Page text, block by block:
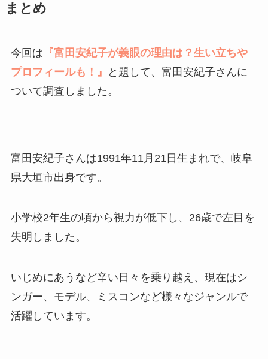
まとめ
今回は 『富田安紀子が義眼の理由は？生い立ちや
プロフィールも！ 』
と題して、富田安紀子さんに
ついて調査しました。
富田安紀子さんは1991年11月21日生まれで、岐阜
県大垣市出身です。
小学校2年生の頃から視力が低下し、26歳で左目を
失明しました。
いじめにあうなど辛い日々を乗り越え、現在はシ
ンガー、モデル、ミスコンなど様々なジャンルで
活躍しています。